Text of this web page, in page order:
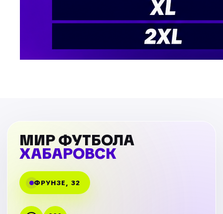
МИР ФУТБОЛА
ХАБАРОВСК
ФРУНЗЕ, 32